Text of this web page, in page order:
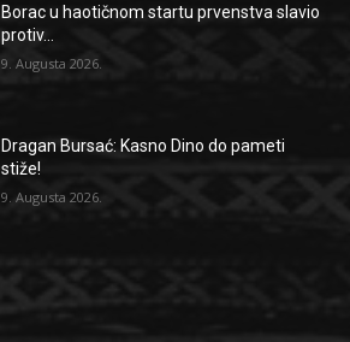
Borac u haotičnom startu prvenstva slavio
protiv...
9. Augusta 2026.
Dragan Bursać: Kasno Dino do pameti
stiže!
9. Augusta 2026.